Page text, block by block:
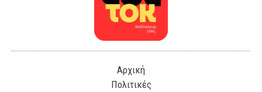
Αρχική
Πολιτικές